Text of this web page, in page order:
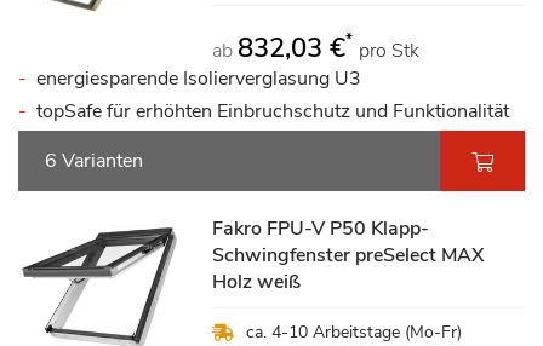
ab 832,03 €* pro Stk
energiesparende Isolierverglasung U3
topSafe für erhöhten Einbruchschutz und Funktionalität
6 Varianten
Fakro FPU-V P50 Klapp-
Schwingfenster preSelect MAX
Holz weiß
ca. 4-10 Arbeitstage (Mo-Fr)